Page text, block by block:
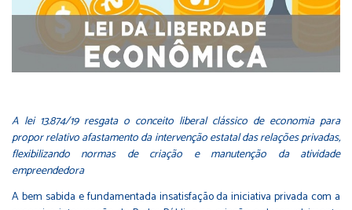
A lei 13.874/19 resgata o conceito liberal clássico de economia para
propor relativo afastamento da intervenção estatal das relações privadas,
flexibilizando normas de criação e manutenção da atividade
empreendedora
A bem sabida e fundamentada insatisfação da iniciativa privada com a